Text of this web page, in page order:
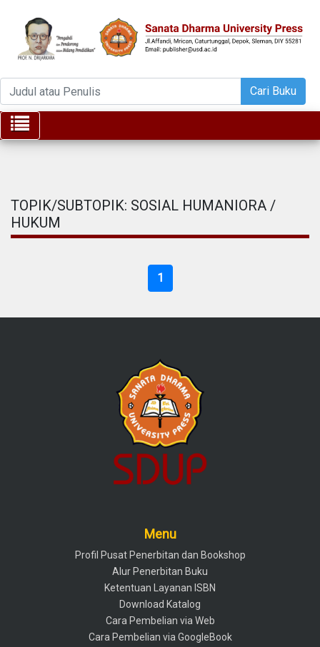
Cari Buku
Toggle navigation
TOPIK/SUBTOPIK: SOSIAL HUMANIORA /
HUKUM
1
Menu
Profil Pusat Penerbitan dan Bookshop
Alur Penerbitan Buku
Ketentuan Layanan ISBN
Download Katalog
Cara Pembelian via Web
Cara Pembelian via GoogleBook